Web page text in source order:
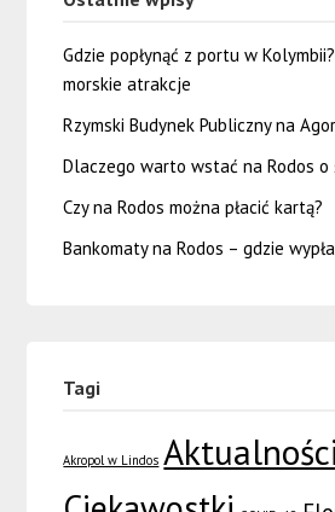
Gdzie popłynąć z portu w
morskie atrakcje
Rzymski Budynek Publiczny na
Dlaczego warto wstać na Rodos o
Czy na Rodos można płacić kartą?
Bankomaty na Rodos – gdzie
Tagi
Akropol w Lindos Aktualności